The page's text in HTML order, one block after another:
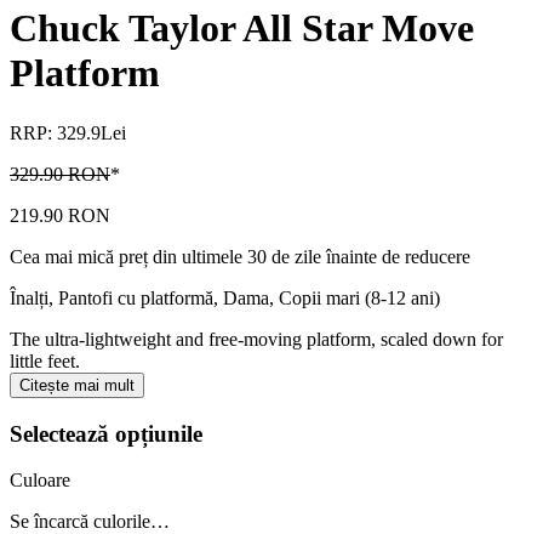
Chuck Taylor All Star Move
Platform
RRP: 329.9Lei
329.90 RON*
219.90 RON
Cea mai mică preț din ultimele 30 de zile înainte de reducere
Înalți, Pantofi cu platformă, Dama, Copii mari (8-12 ani)
The ultra-lightweight and free-moving platform, scaled down for
little feet.
Citește mai mult
Selectează opțiunile
Culoare
Se încarcă culorile…